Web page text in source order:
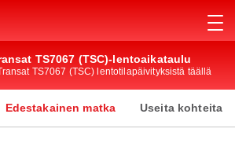
TS7067 (TSC)-lentoaikataulu
TS7067 (TSC) lentotilapäivityksistä täällä
Edestakainen matka Useita kohteita